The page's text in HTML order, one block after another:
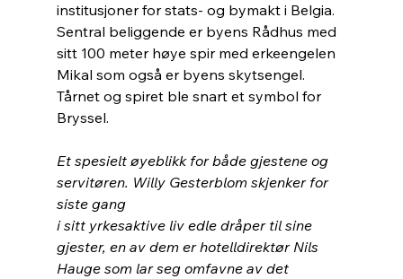
institusjoner for stats- og bymakt i Belgia.
Sentral beliggende er byens Rådhus med
sitt 100 meter høye spir med erkeengelen
Mikal som også er byens skytsengel.
Tårnet og spiret ble snart et symbol for
Bryssel.
Et spesielt øyeblikk for både gjestene og
servitøren. Willy Gesterblom skjenker for
siste gang
i sitt yrkesaktive liv edle dråper til sine
gjester, en av dem er hotelldirektør Nils
Hauge som lar seg omfavne av det